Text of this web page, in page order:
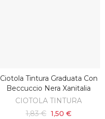
SCOPRI
Ciotola Tintura Graduata Con
Beccuccio Nera Xanitalia
CIOTOLA TINTURA
1,83 € 1,50 €